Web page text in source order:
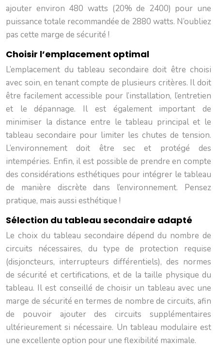
ajouter environ 480 watts (20% de 2400) pour une
puissance totale recommandée de 2880 watts. N’oubliez
pas cette marge de sécurité !
Choisir l’emplacement optimal
L’emplacement du tableau secondaire doit être choisi
avec soin, en tenant compte de plusieurs critères. Il doit
être facilement accessible pour l’installation, l’entretien
et le dépannage. Il est également important de
minimiser la distance entre le tableau principal et le
tableau secondaire pour limiter les chutes de tension.
L’environnement doit être sec et protégé des
intempéries. Enfin, il est possible de prendre en compte
des considérations esthétiques pour intégrer le tableau
de manière discrète dans l’environnement. Pensez
pratique, mais aussi esthétique !
Sélection du tableau secondaire adapté
Le choix du tableau secondaire dépend du nombre de
circuits nécessaires, du type de protection requise
(disjoncteurs, interrupteurs différentiels), des normes
de sécurité et certifications, et de la taille physique du
tableau. Il est conseillé de choisir un tableau avec une
marge de sécurité en termes de nombre de circuits, afin
de pouvoir ajouter des circuits supplémentaires
ultérieurement si nécessaire. Un tableau modulaire est
une excellente option pour une flexibilité maximale.